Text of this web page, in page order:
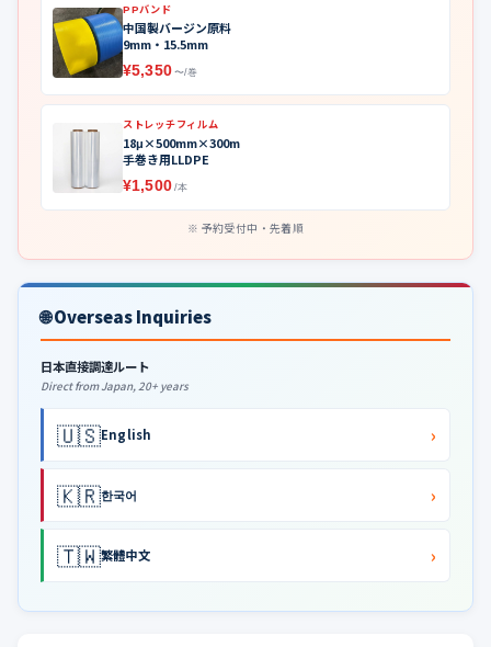
PPバンド
中国製バージン原料
9mm・15.5mm
¥5,350 〜/巻
ストレッチフィルム
18μ×500mm×300m
手巻き用LLDPE
¥1,500 /本
予約受付中・先着順
🌐 Overseas Inquiries
日本直接調達ルート
Direct from Japan, 20+ years
🇺🇸English ›
🇰🇷한국어 ›
🇹🇼繁體中文 ›